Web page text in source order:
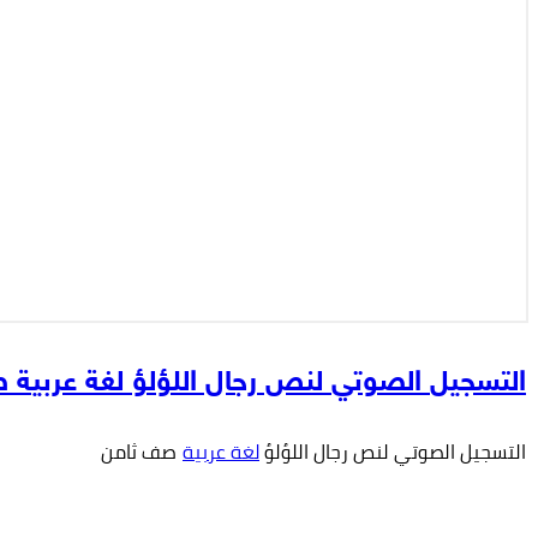
التسجيل الصوتي لنص رجال اللؤلؤ لغة
التسجيل الصوتي لنص رجال اللؤلؤلغة عربيةصف ثامن